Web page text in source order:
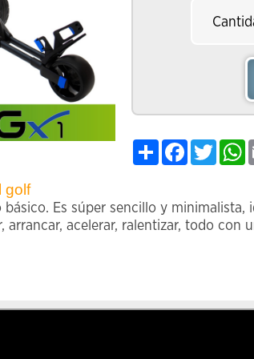
Share Facebook
Twitter
golf
Es súper sencillo y minimalista,
arrancar, acelerar, ralentizar, todo con